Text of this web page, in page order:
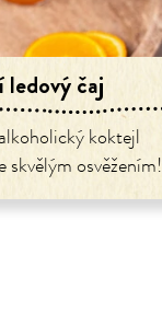
čaj
koktejl
skvělým osvěžením!